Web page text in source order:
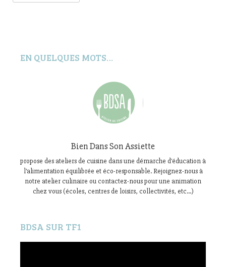
EN QUELQUES MOTS…
Bien Dans Son Assiette
propose des ateliers de cuisine dans une démarche d'éducation à
l'alimentation équilibrée et éco-responsable. Rejoignez-nous à
notre atelier culinaire ou contactez-nous pour une animation
chez vous (écoles, centres de loisirs, collectivités, etc...)
BDSA SUR TF1